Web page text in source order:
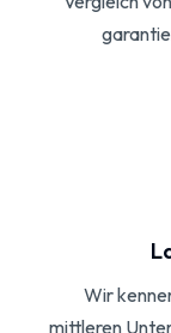
Wir
mittleren